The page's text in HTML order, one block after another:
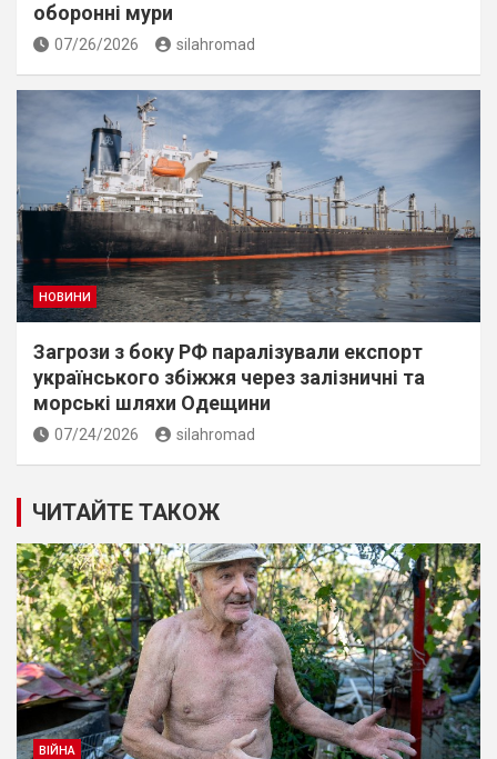
оборонні мури
07/26/2026 silahromad
НОВИНИ
Загрози з боку РФ паралізували експорт
українського збіжжя через залізничні та
морські шляхи Одещини
07/24/2026 silahromad
ЧИТАЙТЕ ТАКОЖ
ВІЙНА